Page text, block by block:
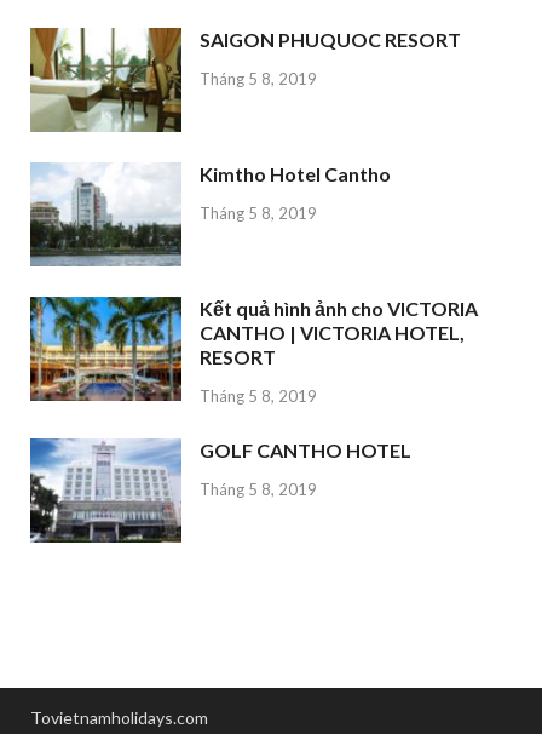
SAIGON PHUQUOC RESORT
Tháng 5 8, 2019
Kimtho Hotel Cantho
Tháng 5 8, 2019
Kết quả hình ảnh cho VICTORIA
CANTHO | VICTORIA HOTEL,
RESORT
Tháng 5 8, 2019
GOLF CANTHO HOTEL
Tháng 5 8, 2019
Tovietnamholidays.com